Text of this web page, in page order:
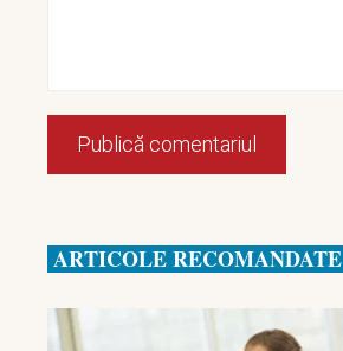
ARTICOLE RECOMANDATE